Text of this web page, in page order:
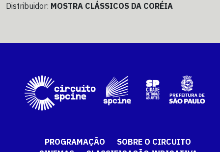
Distribuidor: MOSTRA CLÁSSICOS DA CORÉIA
PROGRAMAÇÃO
SOBRE O CIRCUITO